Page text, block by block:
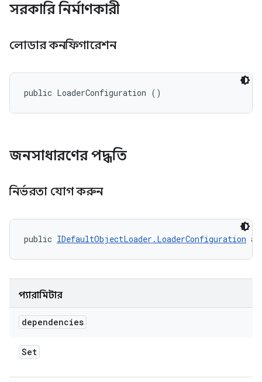
সরকারি নির্মাণকারী
লোডার কনফিগারেশন
public LoaderConfiguration ()
জনসাধারণের পদ্ধতি
নির্ভরতা যোগ করুন
public IDefaultObjectLoader.LoaderConfiguration
প্যারামিটার
dependencies
Set